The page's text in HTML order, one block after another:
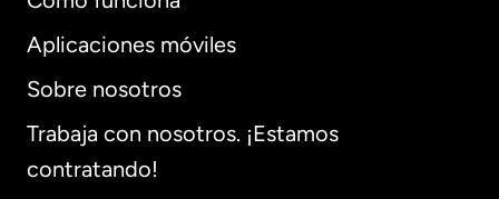
Aplicaciones móviles
Sobre nosotros
Trabaja con nosotros. ¡Estamos
contratando!